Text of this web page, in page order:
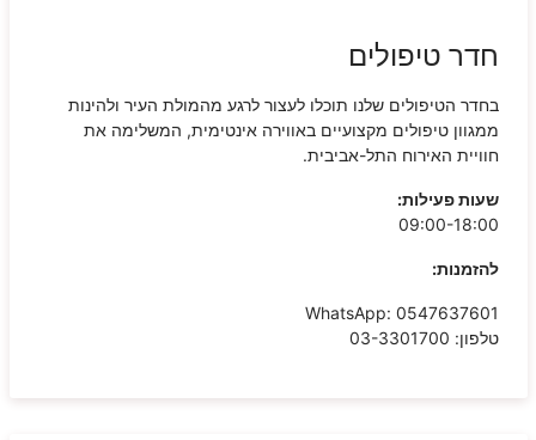
חדר טיפולים
בחדר הטיפולים שלנו תוכלו לעצור לרגע מהמולת העיר ולהינות
ממגוון טיפולים מקצועיים באווירה אינטימית, המשלימה את
חוויית האירוח התל-אביבית.
שעות פעילות:
09:00-18:00
להזמנות:
WhatsApp: 0547637601
טלפון: 03-3301700